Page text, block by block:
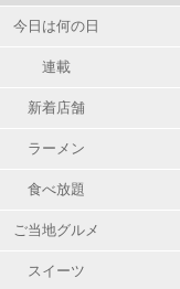
今日は何の日
連載
新着店舗
ラーメン
食べ放題
ご当地グルメ
スイーツ